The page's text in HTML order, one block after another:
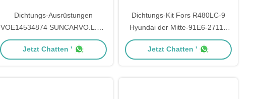
Dichtungs-Ausrüstungen
VOE14534874 SUNCARVO.L.VO
passt SUNCARVO.L.VO-Bagger
EC55C
Jetzt Chatten '
Dichtungs-Kit Fors R480LC-9
Hyundai der Mitte-91E6-27111
gemeinsamer Bagger
Jetzt Chatten '